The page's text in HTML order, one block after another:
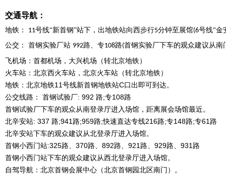
交通导航：
地铁： 11号线“新首钢”站下，出地铁站向西步行5分钟至展馆(6号线“金
公交： 首钢实验厂站 992路、专108路(首钢实验厂下车的观众建议从南
飞机场：首都机场，大兴机场（转北京地铁）
火车站：北京西火车站，北京火车站（转北京地铁）
地铁：北京地铁11号线新首钢地铁站C口出即可到达。
公交线路： 首钢试验厂: 992 路;专108路
首钢试验厂下车的观众从南登录厅进入场馆，距离展会场馆最近。
北辛安站: 337 路;941路;959路;快速直达专线216路;专148路;专61路
北辛安站下车的观众建议从北登录厅进入场馆。
首钢小西门站:325路、370路、892路、921路、929路、931路
首钢小西门站下车的观众建议从西北登录厅进入场馆。
自驾导航：北京首钢会展中心（北京首钢园北区南门）。